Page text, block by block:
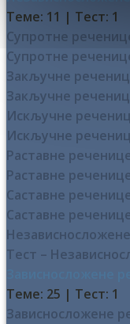
Теме: 11 | Тест: 1
Супротне
Супротне
Закључне
Закључне
Искључне
Искључне
Раставне
Раставне
Саставне
Саставне
Тест –
Теме: 25 | Тест: 1
Зависносложене